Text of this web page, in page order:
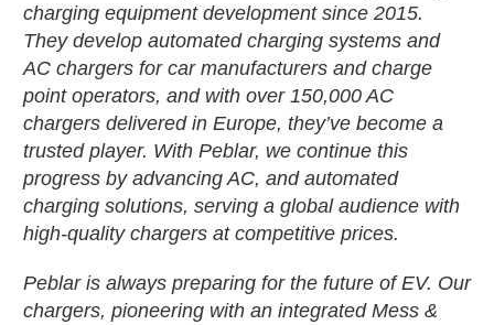
charging equipment development since 2015.
They develop automated charging systems and
AC chargers for car manufacturers and charge
point operators, and with over 150,000 AC
chargers delivered in Europe, they’ve become a
trusted player. With Peblar, we continue this
progress by advancing AC, and automated
charging solutions, serving a global audience with
high-quality chargers at competitive prices.
Peblar is always preparing for the future of EV. Our
chargers, pioneering with an integrated Mess &